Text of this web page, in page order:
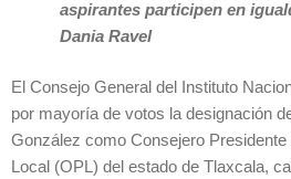
aspirantes participen en
Dania Ravel
El Consejo General del Instituto
por mayoría de votos la designación
González como Consejero
Local (OPL) del estado de Tlaxcala,